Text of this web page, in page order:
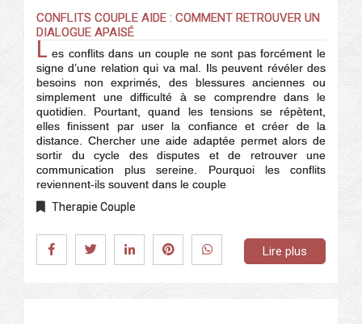
CONFLITS COUPLE AIDE : COMMENT RETROUVER UN
DIALOGUE APAISÉ
L es conflits dans un couple ne sont pas forcément le
signe d’une relation qui va mal. Ils peuvent révéler des
besoins non exprimés, des blessures anciennes ou
simplement une difficulté à se comprendre dans le
quotidien. Pourtant, quand les tensions se répètent,
elles finissent par user la confiance et créer de la
distance. Chercher une aide adaptée permet alors de
sortir du cycle des disputes et de retrouver une
communication plus sereine. Pourquoi les conflits
reviennent-ils souvent dans le couple
Therapie Couple
Lire plus